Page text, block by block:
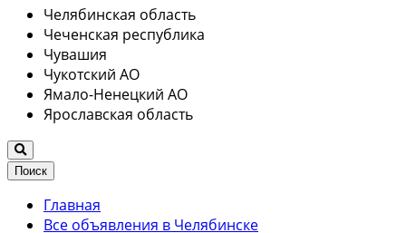
Челябинская область
Чеченская республика
Чувашия
Чукотский АО
Ямало-Ненецкий АО
Ярославская область
Поиск
Главная
Все объявления в Челябинске